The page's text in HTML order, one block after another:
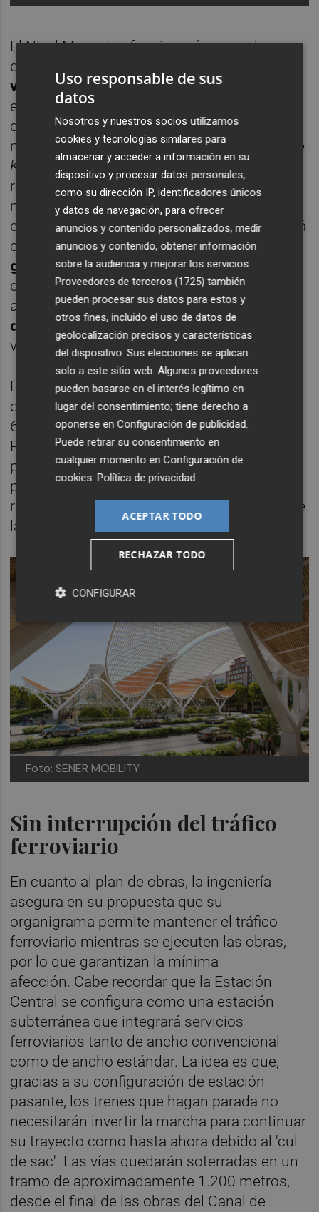
El Nivel Mezanina funcionará como el gran
distribuidor de pasajeros. Albergará el
vestíbulo principal de la estación
espacio intermodal que enlazará
directamente a los viajeros con las líneas de
metro, tranvía, paradas de taxi y las zonas de
Kiss & Train(áreas reservadas para dejar o
recoger pasajeros rápidamente). A doce
metros de profundidad se ubicará el área
destinada al AVE y la larga distancia. Contará
con
6 vías de ancho internacional y 3
grandes andenes centrales(de 400 metros
de largo cada uno). Además, este nivel
albergará unaparcamiento subterráneo de
dos plantascon capacidad para 1.200
vehículos.
En el punto más profundo de la terminal
operará el ancho convencional. Tendrá otras
6 vías y 3 andenes (de 250 metros de largo).
Para evitar aglomeraciones, se construirá un
paso inferior bajo las vías de Cercanías que
permitirá a los pasajeros cambiar de tren
rápidamente y facilitará el mantenimiento de
las instalaciones.
Foto: SENER MOBILITY
Sin interrupción del tráfico
ferroviario
En cuanto al plan de obras, la ingeniería
asegura en su propuesta que su
organigrama permite mantener el tráfico
ferroviario mientras se ejecuten las obras,
por lo que garantizan la mínima
afección. Cabe recordar que la Estación
Central se configura como una estación
subterránea que integrará servicios
ferroviarios tanto de ancho convencional
como de ancho estándar. La idea es que,
gracias a su configuración de estación
pasante, los trenes que hagan parada no
necesitarán invertir la marcha para continuar
su trayecto como hasta ahora debido al 'cul
de sac'. Las vías quedarán soterradas en un
tramo de aproximadamente 1.200 metros,
desde el final de las obras del Canal de
Uso responsable de sus
datos
Nosotros y nuestros socios utilizamos
cookies y tecnologías similares para
almacenar y acceder a información en su
dispositivo y procesar datos personales,
como su dirección IP, identificadores únicos
y datos de navegación, para ofrecer
anuncios y contenido personalizados, medir
anuncios y contenido, obtener información
sobre la audiencia y mejorar los servicios.
Proveedores de terceros (1725) también
pueden procesar sus datos para estos y
otros fines, incluido el uso de datos de
geolocalización precisos y características
del dispositivo. Sus elecciones se aplican
solo a este sitio web. Algunos proveedores
pueden basarse en el interés legítimo en
lugar del consentimiento; tiene derecho a
oponerse enConfiguración de publicidad.
Puede retirar su consentimiento en
cualquier momento enConfiguración de
cookies.Política de privacidad
ACEPTAR TODO
RECHAZAR TODO
CONFIGURAR